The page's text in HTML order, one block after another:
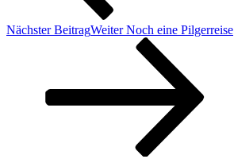
Nächster BeitragWeiter Noch eine Pilgerreise